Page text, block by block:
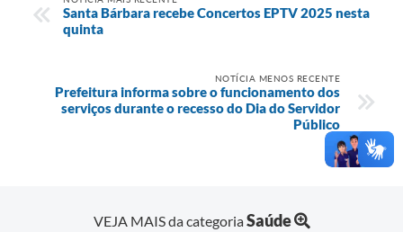
Santa Bárbara recebe Concertos EPTV 2025 nesta
quinta
NOTÍCIA MENOS RECENTE
Prefeitura informa sobre o funcionamento dos
serviços durante o recesso do Dia do Servidor
Público
VEJA MAIS da categoriaSaúde